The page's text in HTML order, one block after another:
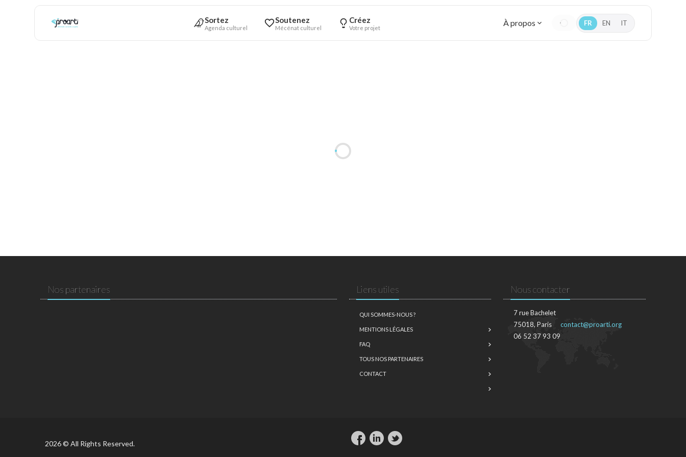
Sortez
Agenda culturel
Soutenez
Mécénat culturel
Créez
Votre projet À propos FR EN IT
Nos partenaires Liens utiles
QUI SOMMES-NOUS ?
MENTIONS LÉGALES
FAQ
TOUS NOS PARTENAIRES
CONTACT
Nous contacter
7 rue Bachelet
75018, Paris
06 52 37 93 09
contact@proarti.org
2026 © All Rights Reserved.